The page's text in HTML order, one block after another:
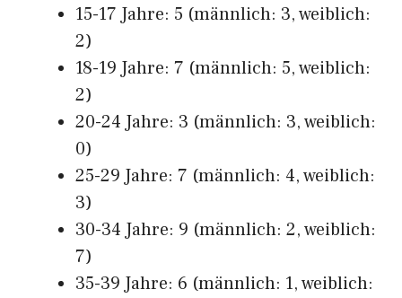
15-17 Jahre: 5 (männlich: 3, weiblich:
2)
18-19 Jahre: 7 (männlich: 5, weiblich:
2)
20-24 Jahre: 3 (männlich: 3, weiblich:
0)
25-29 Jahre: 7 (männlich: 4, weiblich:
3)
30-34 Jahre: 9 (männlich: 2, weiblich:
7)
35-39 Jahre: 6 (männlich: 1, weiblich: